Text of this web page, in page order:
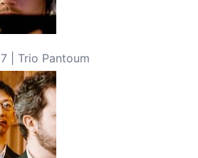
| Trio Pantoum